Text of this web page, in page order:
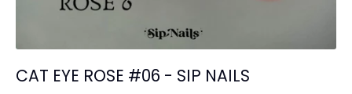
Spa para Manos y Pies
CAT EYE ROSE #06 - SIP NAILS